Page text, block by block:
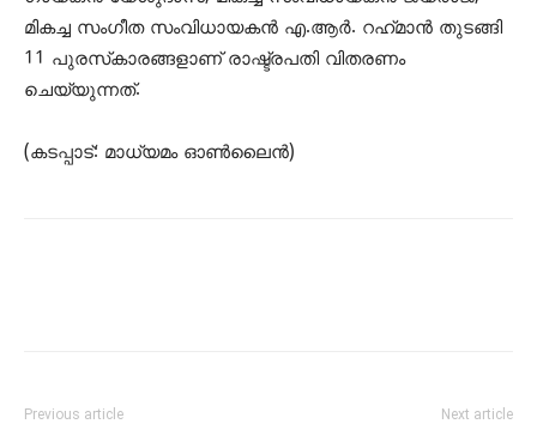
മികച്ച സംഗീത സംവിധായകന്‍ എ.ആര്‍. റഹ്‍മാന്‍ തുടങ്ങി
11 പുരസ്‌കാരങ്ങളാണ് രാഷ്ട്രപതി വിതരണം
ചെയ്യുന്നത്.
(കടപ്പാട്: മാധ്യമം ഓണ്‍ലൈന്‍)
Previous article Next article